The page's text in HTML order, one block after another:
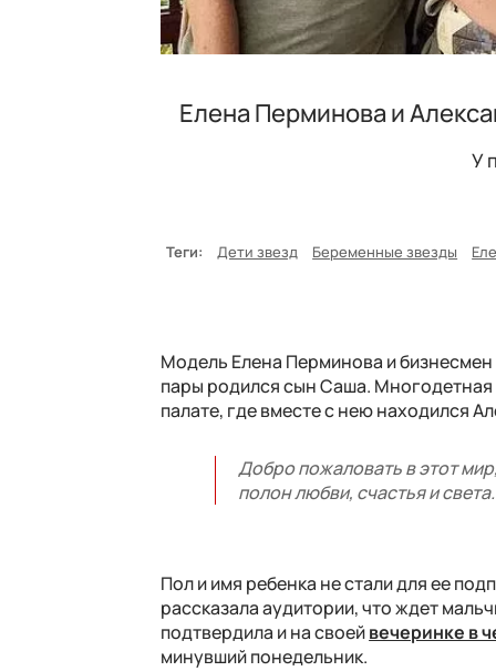
Елена Перминова и
У
Теги: Дети звезд Беременные звезды
Модель Елена Перминова и
пары родился сын Саша.
палате, где вместе с нею находился
Добро пожаловать в этот
полон любви, счастья и
Пол и имя ребенка не стали для ее
рассказала аудитории, что ждет
подтвердила и на своейвечеринке в
минувший понедельник.